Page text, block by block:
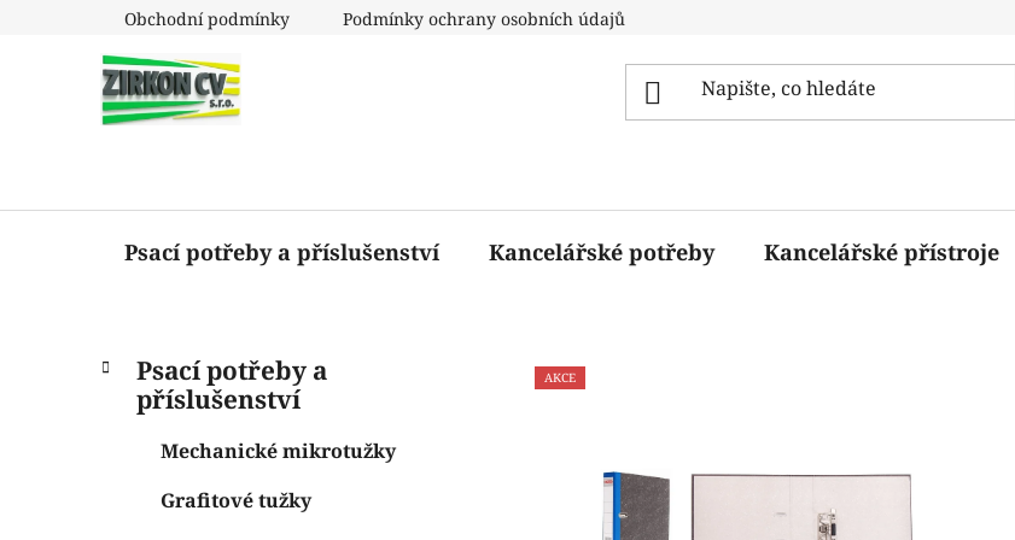
Obchodní podmínky Podmínky ochrany osobních údajů
Psací potřeby a příslušenství Kancelářské potřeby Kancelářské přístroje
P
Přeskočit
kategorie
K
a
Psací potřeby a
příslušenství
Mechanické mikrotužky
Grafitové tužky
AKCE